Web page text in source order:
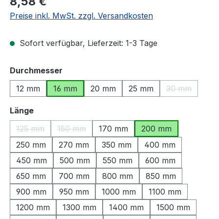
Preise inkl. MwSt. zzgl. Versandkosten
Sofort verfügbar, Lieferzeit: 1-3 Tage
Durchmesser
12 mm
16 mm 20 mm 25 mm 30 mm
(Diese
Längeauswählen
125 mm
(Diese Option ist zurzeit nicht verfügbar.)
150 mm
(Diese Option ist zurzeit nicht verfügbar.)
170 mm
200 mm
250 mm
270 mm 350 mm
400 mm
450 mm
500 mm 550 mm
600 mm
650 mm
700 mm 800 mm
850 mm
900 mm
950 mm 1000 mm
1100 mm
1200 mm
1300 mm 1400 mm
1500 mm